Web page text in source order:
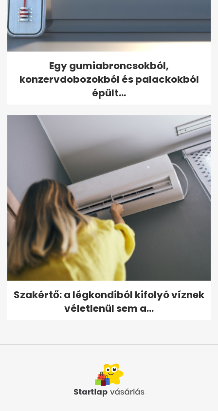
Egy gumiabroncsokból,
konzervdobozokból és palackokból
épült...
Szakértő: a légkondiból kifolyó víznek
véletlenül sem a...